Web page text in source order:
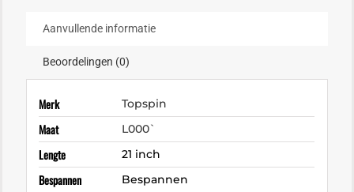
Aanvullende informatie
Beoordelingen (0)
Merk Topspin
Maat L000`
Lengte 21 inch
Bespannen Bespannen